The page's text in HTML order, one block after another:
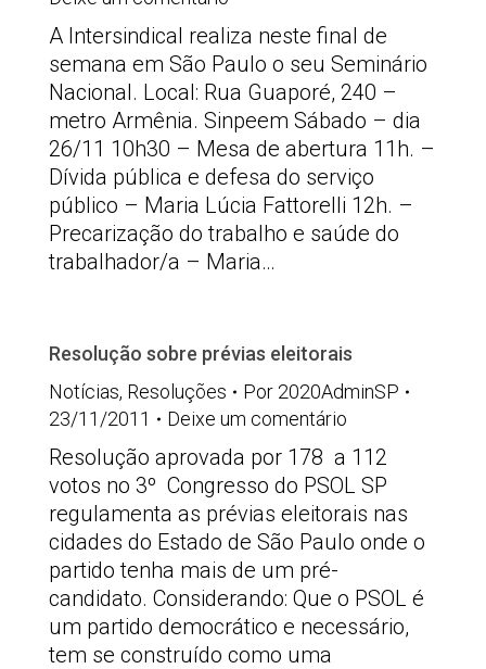
A Intersindical realiza neste final de
semana em São Paulo o seu Seminário
Nacional. Local: Rua Guaporé, 240 –
metro Armênia. Sinpeem Sábado – dia
26/11 10h30 – Mesa de abertura 11h. –
Dívida pública e defesa do serviço
público – Maria Lúcia Fattorelli 12h. –
Precarização do trabalho e saúde do
trabalhador/a – Maria…
Resolução sobre prévias eleitorais
Notícias, Resoluções Por 2020AdminSP
23/11/2011
Deixe um comentário
Resolução aprovada por 178 a 112
votos no 3º Congresso do PSOL SP
regulamenta as prévias eleitorais nas
cidades do Estado de São Paulo onde o
partido tenha mais de um pré-
candidato. Considerando: Que o PSOL é
um partido democrático e necessário,
tem se construído como uma